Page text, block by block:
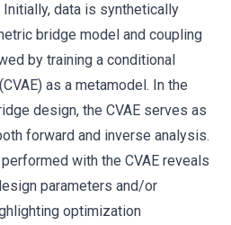
data is synthetically
bridge model and coupling
by training a conditional
as a metamodel. In the
design, the CVAE serves as
forward and inverse analysis.
with the CVAE reveals
parameters and/or
optimization